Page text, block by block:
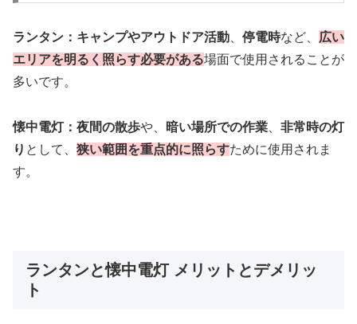
ランタン： キャンプやアウトドア活動 停電時など、 広い
エリアを明るく照らす必要がある場面で使用されることが
多いです。
懐中電灯：夜間の散歩や、 暗い場所での作業
非常時の灯
り として、 狭い範囲を重点的に照らすために使用されま
す。
ランタンと懐中電灯 メリットとデメリッ
ト